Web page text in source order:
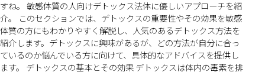
すね。 敏感体質の人向けデトックス法体に優しいアプローチを紹
介。 このセクションでは、デトックスの重要性やその効果を敏感
体質の方にもわかりやすく解説し、人気のあるデトックス方法を
紹介します。デトックスに興味があるが、どの方法が自分に合っ
ているのか悩んでいる方に向けて、具体的なアドバイスを提供し
ます。 デトックスの基本とその効果 デトックスは体内の毒素を排